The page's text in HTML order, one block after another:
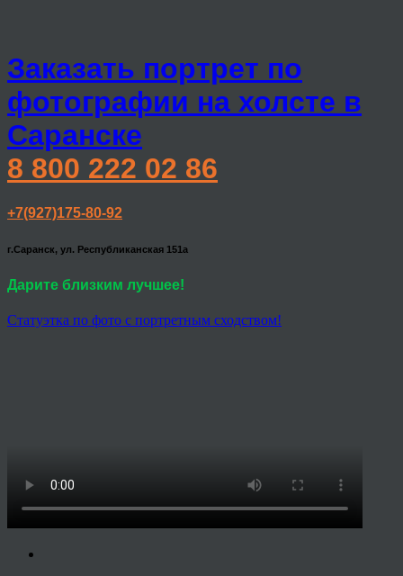
Заказать портрет по
фотографии на холсте в
Саранске
8 800 222 02 86
+7(927)175-80-92
г.Саранск, ул. Республиканская 151а
Дарите близким лучшее!
Статуэтка по фото с портретным сходством!